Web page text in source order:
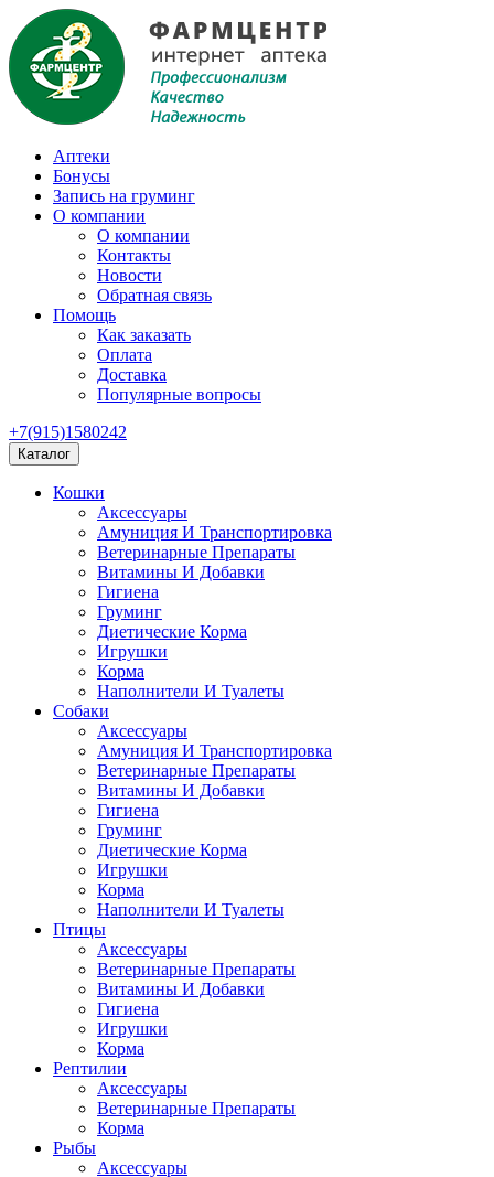
Аптеки
Бонусы
Запись на груминг
О компании
О компании
Контакты
Новости
Обратная связь
Помощь
Как заказать
Оплата
Доставка
Популярные вопросы
+7(915)1580242
Каталог
Кошки
Аксессуары
Амуниция И Транспортировка
Ветеринарные Препараты
Витамины И Добавки
Гигиена
Груминг
Диетические Корма
Игрушки
Корма
Наполнители И Туалеты
Собаки
Аксессуары
Амуниция И Транспортировка
Ветеринарные Препараты
Витамины И Добавки
Гигиена
Груминг
Диетические Корма
Игрушки
Корма
Наполнители И Туалеты
Птицы
Аксессуары
Ветеринарные Препараты
Витамины И Добавки
Гигиена
Игрушки
Корма
Рептилии
Аксессуары
Ветеринарные Препараты
Корма
Рыбы
Аксессуары